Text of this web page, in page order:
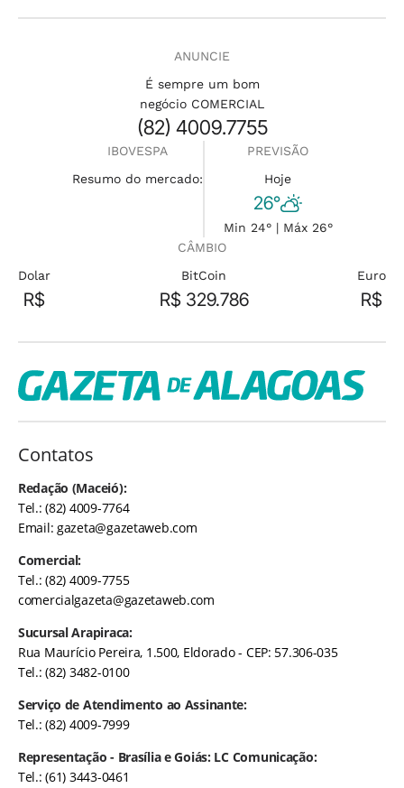
ANUNCIE
É sempre um bom
negócio COMERCIAL
(82) 4009.7755
IBOVESPA
Resumo do mercado:
PREVISÃO
Hoje
26°
Min 24° | Máx 26°
CÂMBIO
Dolar
R$
BitCoin
R$ 329.786
Euro
R$
Contatos
Redação (Maceió):
Tel.: (82) 4009-7764
Email:gazeta@gazetaweb.com
Comercial:
Tel.: (82) 4009-7755
comercialgazeta@gazetaweb.com
Sucursal Arapiraca:
Rua Maurício Pereira, 1.500, Eldorado - CEP: 57.306-035
Tel.: (82) 3482-0100
Serviço de Atendimento ao Assinante:
Tel.: (82) 4009-7999
Representação - Brasília e Goiás: LC Comunicação:
Tel.: (61) 3443-0461